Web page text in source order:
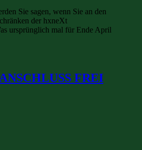
Sie sagen, wenn Sie an den
der hxneXt
ursprünglich mal für Ende April
FREI